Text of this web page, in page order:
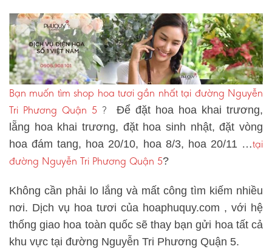
Bạn muốn tìm shop hoa tươi gần nhất tại đường Nguyễn
Tri Phương Quận 5 ? Để đặt hoa hoa khai trương,
lẵng hoa khai trương, đặt hoa sinh nhật, đặt vòng
hoa đám tang, hoa 20/10, hoa 8/3, hoa 20/11 …tại
đường Nguyễn Tri Phương Quận 5?
Không cần phải lo lắng và mất công tìm kiếm nhiều
nơi. Dịch vụ hoa tươi của hoaphuquy.com , với hệ
thống giao hoa toàn quốc sẽ thay bạn gửi hoa tất cả
khu vực tại đường Nguyễn Tri Phương Quận 5.